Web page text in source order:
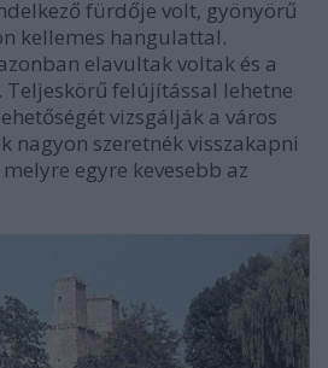
fürdője volt, gyönyörű
kellemes hangulattal.
elavultak voltak és a
Teljeskörű felújítással lehetne
vizsgálják a város
nagyon szeretnék visszakapni
egyre kevesebb az